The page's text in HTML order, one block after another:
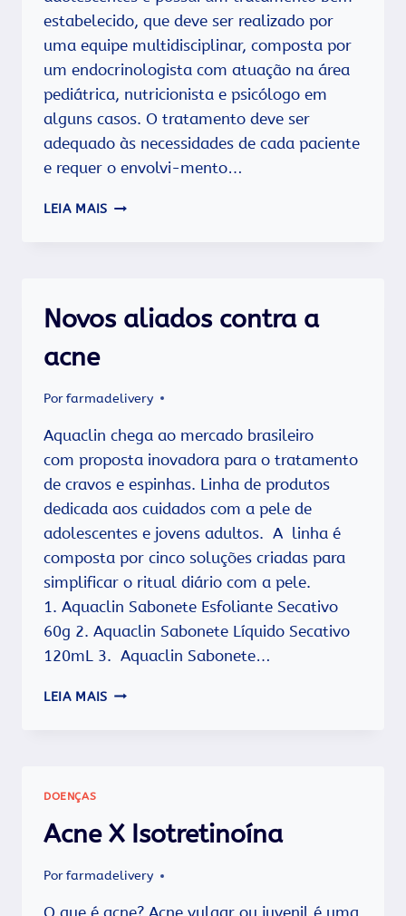
estabelecido, que deve ser realizado por
uma equipe multidisciplinar, composta por
um endocrinologista com atuação na área
pediátrica, nutricionista e psicólogo em
alguns casos. O tratamento deve ser
adequado às necessidades de cada paciente
e requer o envolvi-mento…
LEIA MAIS DESCOBRI
TIPO
Novos aliados contra a
acne
Porfarmadelivery
Aquaclin chega ao mercado brasileiro
com proposta inovadora para o tratamento
de cravos e espinhas. Linha de produtos
dedicada aos cuidados com a pele de
adolescentes e jovens adultos. A linha é
composta por cinco soluções criadas para
simplificar o ritual diário com a pele.
1. Aquaclin Sabonete Esfoliante Secativo
60g 2. Aquaclin Sabonete Líquido Secativo
120mL 3. Aquaclin Sabonete…
LEIA MAIS NOVOS
DOENÇAS
Acne X Isotretinoína
Porfarmadelivery